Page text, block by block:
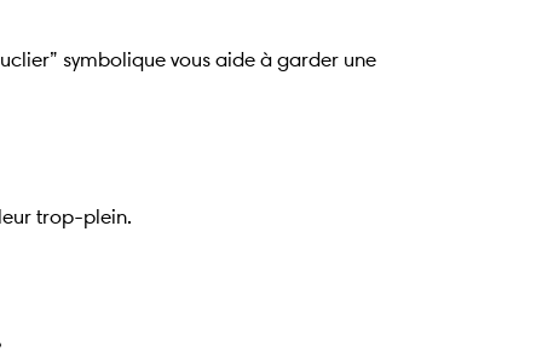
symbolique vous aide à garder une
trop-plein.